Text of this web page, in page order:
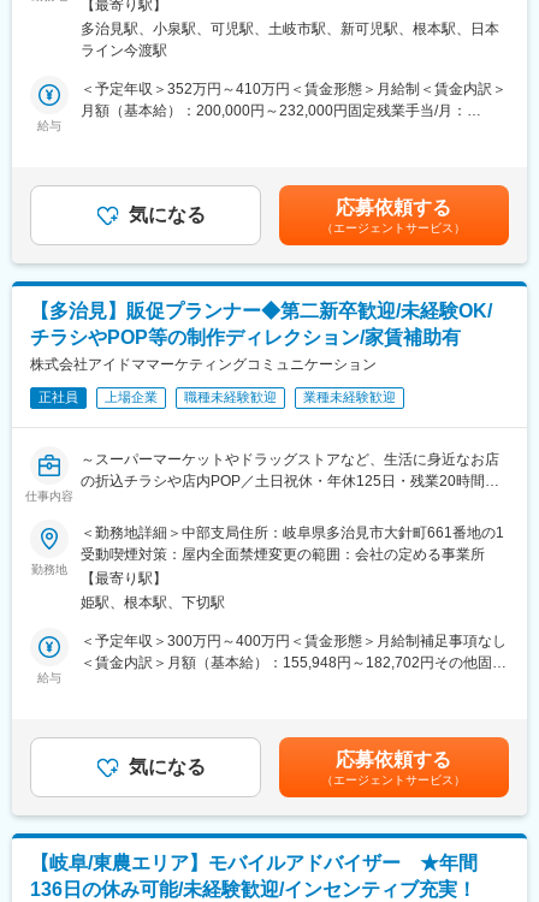
ニングなどもあり、研修体制は非常に充実しています。【業界で
も最高レベルの待遇】有給休暇や連休取得の推進や社員旅行の実
施、月額最高8万円の資格手当制度など、努力次第でキャリアアッ
プ可能です。
・育休取得率男女ともに95％／復帰率は89.1％！
・保育園に預けて復職した場合⇒保育手当を支給（3歳まで）
・お子さんが4歳に達するまで時短勤務可
制度』あり
★スキルアップが叶えられる！
年4回の「ソフトバンク認定資格試験」で資格を取得したら、最高
月額8万円（年額96万円）の資格手当を追加支給！
※試験の合格率・保有率はともに約90％
※会社をあげて合格までしっかりサポートします
変更の範囲：会社の定める業務
展開の成長企業
★ノルマなし！ビジネスマナーから学び直せる◎今後役に立つ知
識や営業・対人スキル身につく
★平均年齢30.7歳！若手中心で相談がしやすいフラットな職場◎
突発的な出勤などもないので安心◎
します
■具体的には：
・新規契約
・故障対応
店内のレイアウトやPOPもみんなで企画したりしています。
■働き方：
休日の制度がしっかりしているため、毎月9～11日間の休日が確
保されております。
毎月3日間は、好きな日を指定出来る「希望休」制度もあり、土日
や連続での希望を出すことも可能。
・年休120日＋リフレッシュ休暇(5連休)＋月1回の有給取得推奨で
・残業は平均23.4時間程度
・有給消化率85％以上
・産育休取得率100％（復帰後は時短勤務など応相談）
・2連休・3連休も取得できます
■評価制度：
■入社後：
・入社後～3か月：まずは料金プラン、機種変更、端末の使用方法
の説明など、一つひとつ学びます。
その後、教育担当の先輩の横で仕事を見学。接客の流れやご案内
方法をしっかり見て覚えていただきます。
配属後は必ず教育担当の先輩がつきます。
治見市光ケ丘 4丁目57-1 勤務地最寄駅：JR中央本線／多治見駅受
動喫煙対策：屋内全面禁煙＜勤務地詳細3＞au Style 可児下恵土住
太多線／可児駅受動喫煙対策：屋内全面禁煙変更の範囲：会社の
定める事業所
【最寄り駅】
多治見駅、小泉駅、可児駅、土岐市駅、新可児駅、根本駅、日本
ライン今渡駅
給与
＜予定年収＞352万円～410万円＜賃金形態＞月給制＜賃金内訳＞
月額（基本給）：200,000円～232,000円固定残業手当/月：
年2回■昇給年1回■新入社員応援手当：試用期間17,000円/月（入
社後、最大3ヶ月）、8,500円/月（試用期間終了後、3ヶ月）。試
用期間終了後、インセンティブ対象（月平均2万。最大12万）■モ
デル年収：27歳（経験3年）：年収450万円32歳（経験4年）：年
収612万円賃金はあくまでも目安の金額であり、選考を通じて上
下する可能性があります。月給(月額)は固定手当を含めた表記で
す。
気になる 応募依頼する
（エージェントサービス）
【多治見】販促プランナー◆第二新卒歓迎/未経験OK/
チラシやPOP等の制作ディレクション/家賃補助有
株式会社アイドママーケティングコミュニケーション
正社員 上場企業 職種未経験歓迎 業種未経験歓迎
仕事内容
～スーパーマーケットやドラッグストアなど、生活に身近なお店
の折込チラシや店内POP／土日祝休・年休125日・残業20時間程
■業務内容：
流通小売業に特化し、さまざまな側面から販売促進を総合的に支
援する当社で、「企画営業・販促プランナー」のお仕事をお任せ
します。
■業務詳細：
◇クライアントとの打合せ、原稿管理、制作指示、校正などを行
います。
します。クライアントの売りたい商品を正確にチラシにし、クラ
イアントから一般消費者のお客様の元へ情報を届ける架け橋とな
る業務です。コツコツと積み重ねることが得意な方を歓迎しま
勤務地
＜勤務地詳細＞中部支局住所：岐阜県多治見市大針町661番地の1
受動喫煙対策：屋内全面禁煙変更の範囲：会社の定める事業所
【最寄り駅】
姫駅、根本駅、下切駅
給与
＜予定年収＞300万円～400万円＜賃金形態＞月給制補足事項なし
＜賃金内訳＞月額（基本給）：155,948円～182,702円その他固定
む）＜昇給有無＞有＜残業手当＞有＜給与補足＞■入社祝金制度あ
り入社時に20万円、試用期間終了後に10万円。合計30万円を支給
します。■昇給：年1回■賞与：年1回（前年度実績：1か月分）賃
金はあくまでも目安の金額であり、選考を通じて上下する可能性
があります。月給(月額)は固定手当を含めた表記です。
気になる 応募依頼する
（エージェントサービス）
【岐阜/東農エリア】モバイルアドバイザー ★年間
136日の休み可能/未経験歓迎/インセンティブ充実！